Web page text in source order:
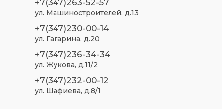
+7(347)263-52-57
ул. Машиностроителей, д.13
+7(347)230-00-14
ул. Гагарина, д.20
+7(347)236-34-34
ул. Жукова, д.11/2
+7(347)232-00-12
ул. Шафиева, д.8/1